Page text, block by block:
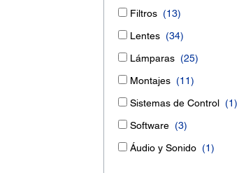
Filtros (13)
Lentes (34)
Lámparas (25)
Montajes (11)
Sistemas de Control (1)
Software (3)
Áudio y Sonido (1)